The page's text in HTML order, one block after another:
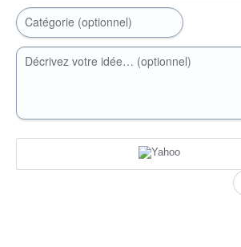
Catégorie (optionnel)
Décrivez votre idée… (optionnel)